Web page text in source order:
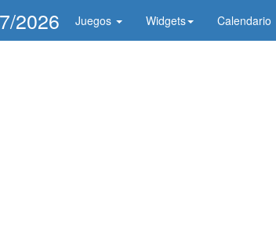
2026 Juegos Widgets Calendario